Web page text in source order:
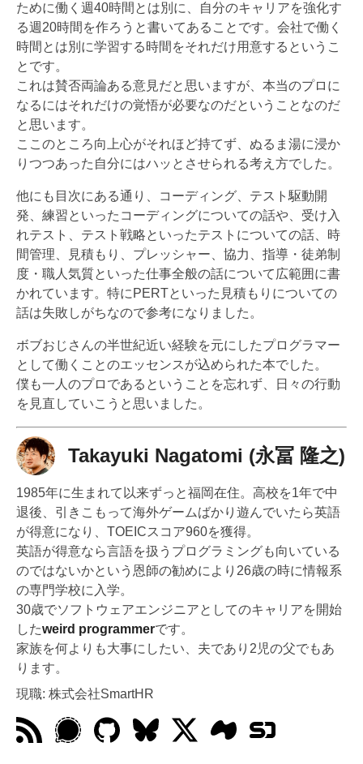
ために働く週40時間とは別に、自分のキャリアを強化す
る週20時間を作ろうと書いてあることです。会社で働く
時間とは別に学習する時間をそれだけ用意するというこ
とです。
これは賛否両論ある意見だと思いますが、本当のプロに
なるにはそれだけの覚悟が必要なのだということなのだ
と思います。
ここのところ向上心がそれほど持てず、ぬるま湯に浸か
りつつあった自分にはハッとさせられる考え方でした。
他にも目次にある通り、コーディング、テスト駆動開
発、練習といったコーディングについての話や、受け入
れテスト、テスト戦略といったテストについての話、時
間管理、見積もり、プレッシャー、協力、指導・徒弟制
度・職人気質といった仕事全般の話について広範囲に書
かれています。特にPERTといった見積もりについての
話は失敗しがちなので参考になりました。
ボブおじさんの半世紀近い経験を元にしたプログラマー
として働くことのエッセンスが込められた本でした。
僕も一人のプロであるということを忘れず、日々の行動
を見直していこうと思いました。
Takayuki Nagatomi (永冨 隆之)
1985年に生まれて以来ずっと福岡在住。高校を1年で中
退後、引きこもって海外ゲームばかり遊んでいたら英語
が得意になり、TOEICスコア960を獲得。
英語が得意なら言語を扱うプログラミングも向いている
のではないかという恩師の勧めにより26歳の時に情報系
の専門学校に入学。
30歳でソフトウェアエンジニアとしてのキャリアを開始
したweird programmerです。
家族を何よりも大事にしたい、夫であり2児の父でもあ
ります。
現職: 株式会社SmartHR